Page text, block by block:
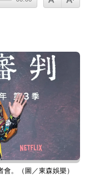
。（圖／東森娛樂）